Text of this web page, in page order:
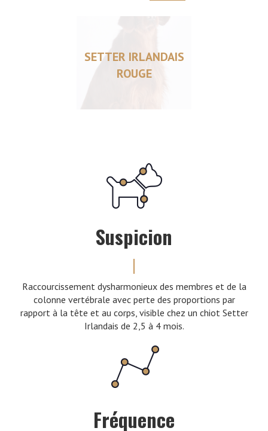
SETTER IRLANDAIS
ROUGE
Suspicion
Raccourcissement dysharmonieux des membres et de la
colonne vertébrale avec perte des proportions par
rapport à la tête et au corps, visible chez un chiot Setter
Irlandais de 2,5 à 4 mois.
Fréquence